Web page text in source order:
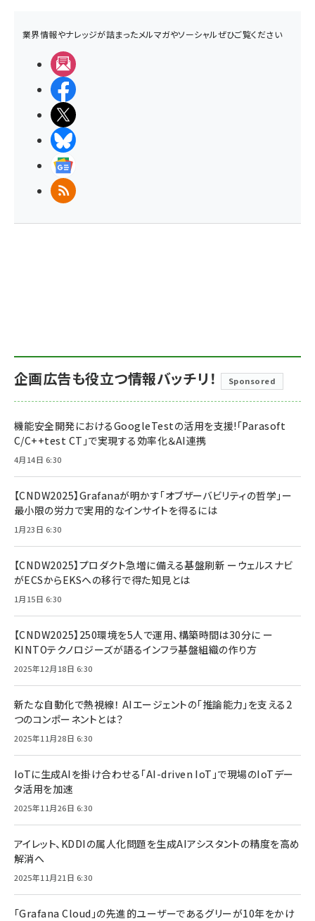
業界情報やナレッジが詰まったメルマガやソーシャルぜひご覧ください
RSS
企画広告も役立つ情報バッチリ！ Sponsored
機能安全開発におけるGoogleTestの活用を支援!「Parasoft
C/C++test CT」で実現する効率化＆AI連携
4月14日 6:30
【CNDW2025】Grafanaが明かす「オブザーバビリティの哲学」ー
最小限の労力で実用的なインサイトを得るには
1月23日 6:30
【CNDW2025】プロダクト急増に備える基盤刷新 ーウェルスナビ
がECSからEKSへの移行で得た知見とは
1月15日 6:30
【CNDW2025】250環境を5人で運用、構築時間は30分に ー
KINTOテクノロジーズが語るインフラ基盤組織の作り方
2025年12月18日 6:30
新たな自動化で熱視線！ AIエージェントの「推論能力」を支える2
つのコンポーネントとは？
2025年11月28日 6:30
IoTに生成AIを掛け合わせる「AI-driven IoT」で現場のIoTデー
タ活用を加速
2025年11月26日 6:30
アイレット、KDDIの属人化問題を生成AIアシスタントの精度を高め
解消へ
2025年11月21日 6:30
「Grafana Cloud」の先進的ユーザーであるグリーが10年をかけ